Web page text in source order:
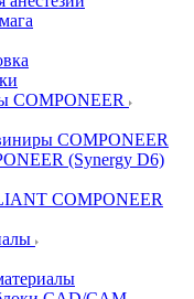
COMPONEER
COMPONEER
(Synergy D6)
COMPONEER